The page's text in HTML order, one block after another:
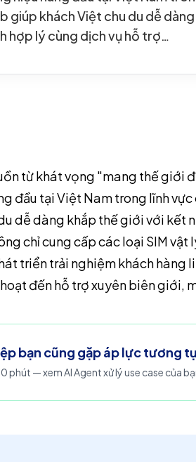
giúp khách Việt chu du dễ
hợp lý cùng dịch vụ hỗ trợ…
từ khát vọng "mang thế giới
đầu tại Việt Nam trong lĩnh
dễ dàng khắp thế giới với kết
chỉ cung cấp các loại SIM
triển trải nghiệm khách hàng
đến hỗ trợ xuyên biên giới,
bạn cũng gặp áp lực tương
phút — xem AI Agent xử lý use case của